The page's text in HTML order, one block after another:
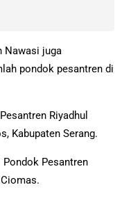
Nawasi juga
pondok pesantren di
Riyadhul
Kabupaten Serang.
Pesantren